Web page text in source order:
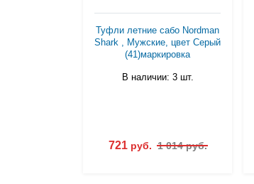
Туфли летние сабо Nordman
Shark , Мужские, цвет Серый
(41)маркировка
В наличии: 3 шт.
721руб. 1 014 руб.